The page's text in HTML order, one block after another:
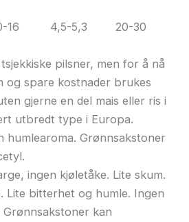
16 4,5-5,3 20-30
pilsner, men for å nå
og spare kostnader brukes
gjerne en del mais eller ris i
utbredt type i Europa.
humlearoma. Grønnsakstoner
ingen kjøletåke. Lite skum.
Lite bitterhet og humle. Ingen
kan